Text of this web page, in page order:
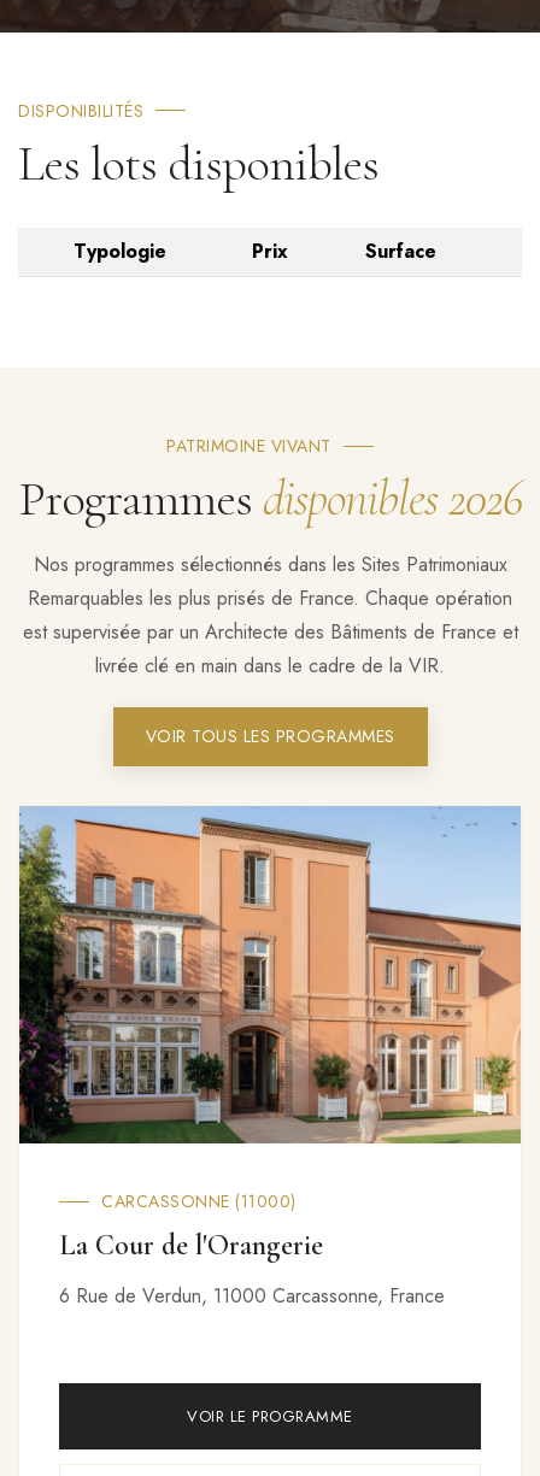
DISPONIBILITÉS
Les lots disponibles
Typologie Prix Surface
PATRIMOINE VIVANT
Programmes disponibles 2026
Nos programmes sélectionnés dans les Sites Patrimoniaux
Remarquables les plus prisés de France. Chaque opération
est supervisée par un Architecte des Bâtiments de France et
livrée clé en main dans le cadre de la VIR.
VOIR TOUS LES PROGRAMMES
TROYES (10000)
Marquise
53 Rue Turenne, 10000 Troyes, France
VOIR LE PROGRAMME